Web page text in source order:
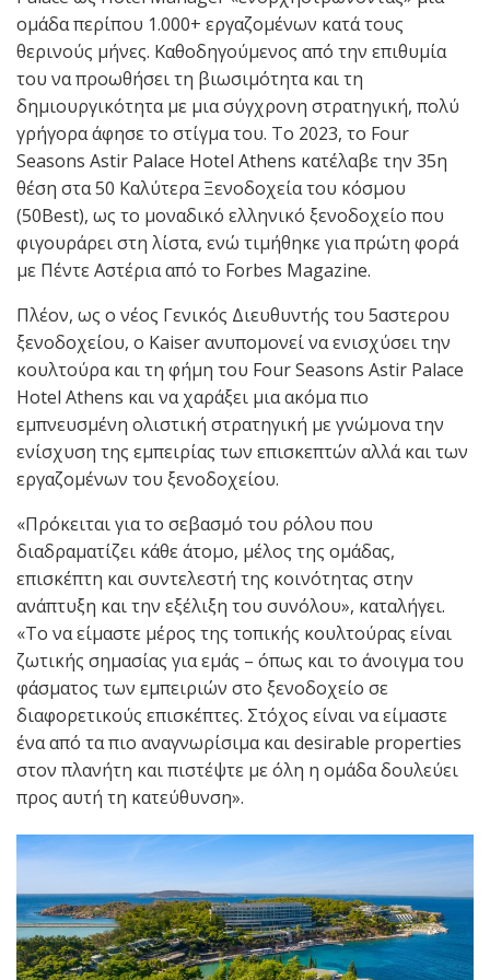
ομάδα περίπου 1.000+ εργαζομένων κατά τους
θερινούς μήνες. Καθοδηγούμενος από την επιθυμία
του να προωθήσει τη βιωσιμότητα και τη
δημιουργικότητα με μια σύγχρονη στρατηγική, πολύ
γρήγορα άφησε το στίγμα του. Το 2023, το Four
Seasons Astir Palace Hotel Athens κατέλαβε την 35η
θέση στα 50 Καλύτερα Ξενοδοχεία του κόσμου
(50Best), ως το μοναδικό ελληνικό ξενοδοχείο που
φιγουράρει στη λίστα, ενώ τιμήθηκε για πρώτη φορά
με Πέντε Αστέρια από το Forbes Magazine.
Πλέον, ως ο νέος Γενικός Διευθυντής του 5αστερου
ξενοδοχείου, ο Kaiser ανυπομονεί να ενισχύσει την
κουλτούρα και τη φήμη του Four Seasons Astir Palace
Hotel Athens και να χαράξει μια ακόμα πιο
εμπνευσμένη ολιστική στρατηγική με γνώμονα την
ενίσχυση της εμπειρίας των επισκεπτών αλλά και των
εργαζομένων του ξενοδοχείου.
«Πρόκειται για το σεβασμό του ρόλου που
διαδραματίζει κάθε άτομο, μέλος της ομάδας,
επισκέπτη και συντελεστή της κοινότητας στην
ανάπτυξη και την εξέλιξη του συνόλου», καταλήγει.
«Το να είμαστε μέρος της τοπικής κουλτούρας είναι
ζωτικής σημασίας για εμάς – όπως και το άνοιγμα του
φάσματος των εμπειριών στο ξενοδοχείο σε
διαφορετικούς επισκέπτες. Στόχος είναι να είμαστε
ένα από τα πιο αναγνωρίσιμα και desirable properties
στον πλανήτη και πιστέψτε με όλη η ομάδα δουλεύει
προς αυτή τη κατεύθυνση».